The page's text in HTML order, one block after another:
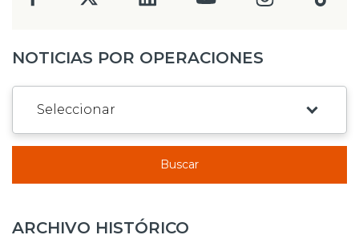
NOTICIAS POR OPERACIONES
Buscar
ARCHIVO HISTÓRICO